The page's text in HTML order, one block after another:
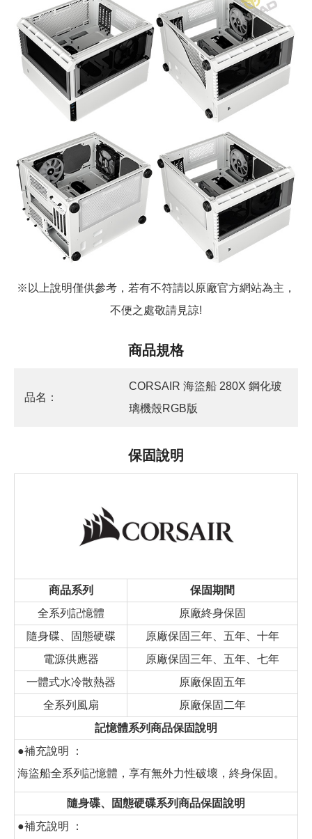
※以上說明僅供參考，若有不符請以原廠官方網站為主，
不便之處敬請見諒!
商品規格
品名：
CORSAIR 海盜船 280X 鋼化玻
璃機殼RGB版
保固說明
商品系列
保固期間
全系列記憶體
原廠終身保固
隨身碟、固態硬碟
原廠保固三年、五年、十年
電源供應器
原廠保固三年、五年、七年
一體式水冷散熱器
原廠保固五年
全系列風扇
原廠保固二年
記憶體系列商品保固說明
●補充說明 ：
海盜船全系列記憶體，享有無外力性破壞，終身保固。
隨身碟、固態硬碟系列商品保固說明
●補充說明 ：